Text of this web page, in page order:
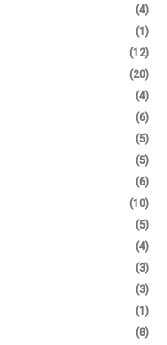
(4)
(1)
(12)
(20)
(4)
(6)
(5)
(5)
(6)
(10)
(5)
(4)
(3)
(3)
(1)
(8)